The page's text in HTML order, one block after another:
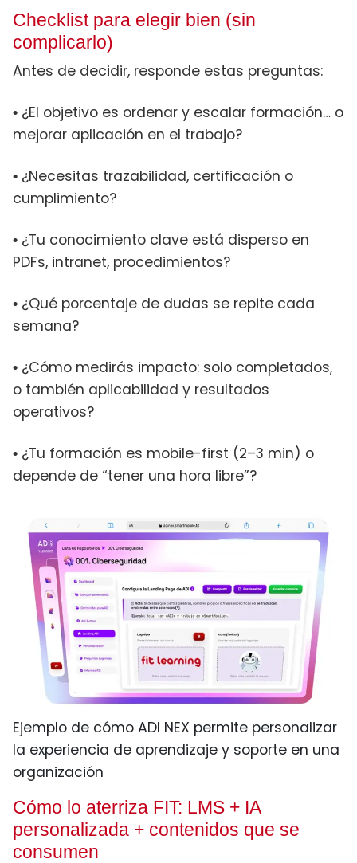
Checklist para elegir bien (sin
complicarlo)
Antes de decidir, responde estas preguntas:
• ¿El objetivo es ordenar y escalar formación… o
mejorar aplicación en el trabajo?
• ¿Necesitas trazabilidad, certificación o
cumplimiento?
• ¿Tu conocimiento clave está disperso en
PDFs, intranet, procedimientos?
• ¿Qué porcentaje de dudas se repite cada
semana?
• ¿Cómo medirás impacto: solo completados,
o también aplicabilidad y resultados
operativos?
• ¿Tu formación es mobile-first (2–3 min) o
depende de “tener una hora libre”?
Ejemplo de cómo ADI NEX permite personalizar
la experiencia de aprendizaje y soporte en una
organización
Cómo lo aterriza FIT: LMS + IA
personalizada + contenidos que se
consumen